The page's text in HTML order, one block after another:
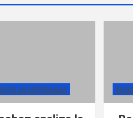
DE ESPERANZA